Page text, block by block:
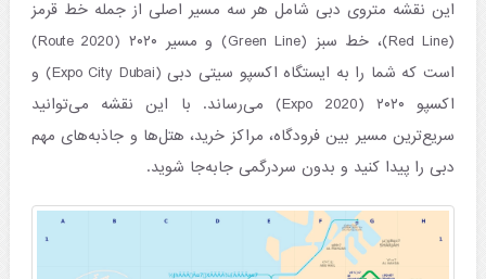
این نقشه متروی دبی شامل هر سه مسیر اصلی از جمله خط قرمز
(Red Line)، خط سبز (Green Line) و مسیر ۲۰۲۰ (Route 2020)
است که شما را به ایستگاه اکسپو سیتی دبی (Expo City Dubai) و
اکسپو ۲۰۲۰ (Expo 2020) می‌رساند. با این نقشه می‌توانید
سریع‌ترین مسیر بین فرودگاه، مراکز خرید، هتل‌ها و جاذبه‌های مهم
دبی را پیدا کنید و بدون سردرگمی جابه‌جا شوید.